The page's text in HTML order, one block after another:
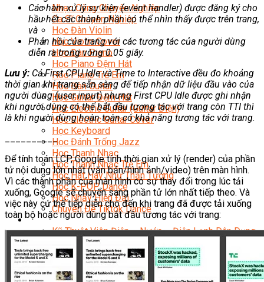
Nhạc Công Chuyên Nghiệp
Ca Sĩ Chuyên Nghiệp
Học Đàn Violin
Học Violin Cover
Học Đàn Piano
Học Piano Đệm Hát
Học Piano Trẻ Em
Học Đàn Guitar
Học Guitar Đệm Hát
Học Electric Guitar (Guitar Điện)
Học Electric Guitar Cover
Học Keyboard
Học Đánh Trống Jazz
Học Thanh Nhạc
Học Thanh Nhạc Trẻ Em
Học Hát Hay Như Thần Tượng
Học K-POP Dance
Học Nhảy Hiện Đại
Chuyên Đề Tiktok Dance
Kỹ Thuật – Công Nghệ
Kỹ Thuật Viên Điện – Nước – Điện Lạnh Dân Dụng
Kỹ Thuật Viên Điện Lạnh Ô Tô
Kỹ Thuật Viên Điện – Điện Tử Ô Tô Cơ Bản
Kỹ Thuật Viên Điện Lạnh Dân Dụng
Kỹ Thuật Viên Điện Dân Dụng
Các hàm xử lý sự kiện (event handler) được đăng ký cho
hầu hết các thành phần có thể nhìn thấy được trên trang,
và
Phản hồi của trang với các tương tác của người dùng
diễn ra trong vòng 0.05 giây.
Lưu ý: Cả First CPU Idle và Time to Interactive đều đo khoảng
thời gian khi trang sẵn sàng để tiếp nhận dữ liệu đầu vào của
người dùng (user input) nhưng First CPU Idle được ghi nhận
khi người dùng có thể bắt đầu tương tác với trang còn TTI thì
là khi người dùng hoàn toàn có khả năng tương tác với trang.
__________
Để tính toán LCP, Google tính thời gian xử lý (render) của phần
tử nội dung lớn nhất (văn bản/hình ảnh/video) trên màn hình.
Vì các thành phần của màn hình có sự thay đổi trong lúc tải
xuống, Google sẽ chuyển sang phần tử lớn nhất tiếp theo. Và
việc này cứ thế tiếp diễn cho đến khi trang đã được tải xuống
toàn bộ hoặc người dùng bắt đầu tương tác với trang: